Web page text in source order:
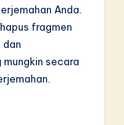
Anda.
fragmen
secara